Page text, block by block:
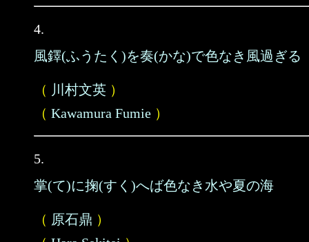
4.
風鐸(ふうたく)を奏(かな)で色なき風過ぎる
（ 川村文英 ）
（ Kawamura Fumie ）
5.
掌(て)に掬(すく)へば色なき水や夏の海
（ 原石鼎 ）